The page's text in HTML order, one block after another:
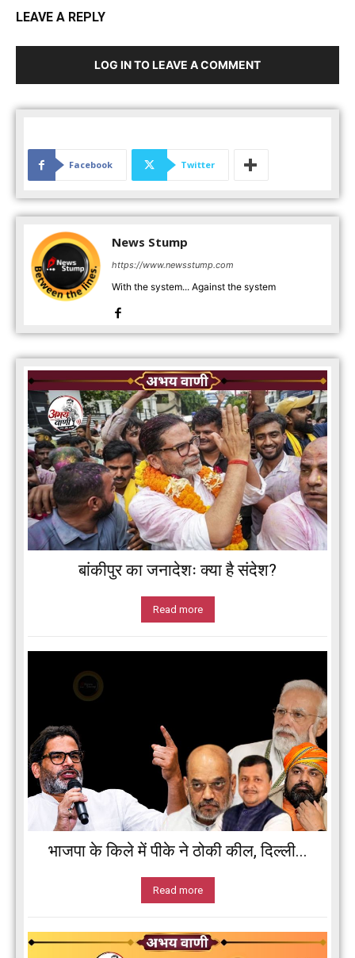
LEAVE A REPLY
LOG IN TO LEAVE A COMMENT
Facebook Twitter
News Stump
https://www.newsstump.com
With the system... Against the system
बांकीपुर का जनादेशः क्या है संदेश?
Read more
भाजपा के किले में पीके ने ठोकी कील, दिल्ली...
Read more